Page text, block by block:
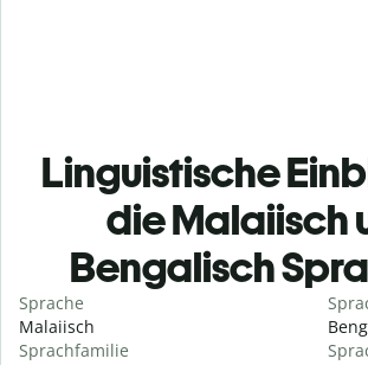
Linguistische
die Malaiisch
Bengalisch
Sprache
Malaiisch
Sprachfamilie